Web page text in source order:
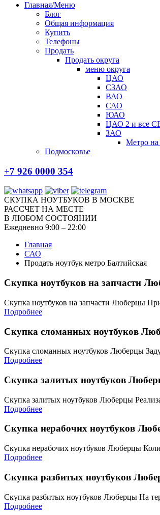
Главная/Меню
Блог
Общая информация
Купить
Телефоны
Продать
Продать округа
меню округа
ЦАО
СЗАО
ВАО
САО
ЮАО
ЦАО 2 и все
ЗАО
Метро
Подмосковье
+7 926 0000 354
СКУПКА НОУТБУКОВ В МОСКВЕ
РАССЧЕТ НА МЕСТЕ
В ЛЮБОМ СОСТОЯНИИ
Ежедневно 9:00 – 22:00
Главная
САО
Продать ноутбук метро Балтийская
Скупка ноутбуков на запчасти
Скупка ноутбуков на запчасти Люберцы
Подробнее
Скупка сломанных ноутбуков
Скупка сломанных ноутбуков Люберцы
Подробнее
Скупка залитых ноутбуков
Скупка залитых ноутбуков Люберцы
Подробнее
Скупка нерабочих ноутбуков
Скупка нерабочих ноутбуков Люберцы
Подробнее
Скупка разбитых ноутбуков
Скупка разбитых ноутбуков Люберцы На
Подробнее